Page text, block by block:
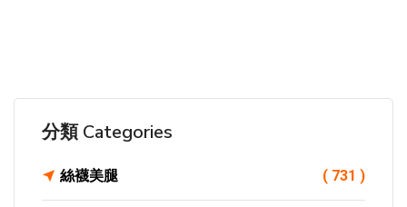
分類 Categories
絲襪美腿 ( 731 )